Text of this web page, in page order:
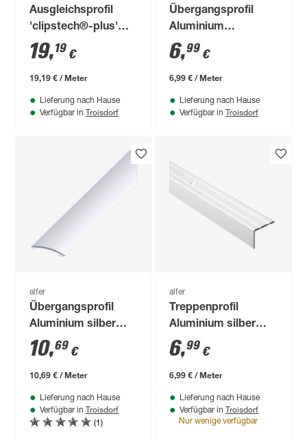
Ausgleichsprofil
'clipstech®-plus'
Aluminium
messingfarben 1000
x 56 mm
19,19 €
19,19 € / Meter
Lieferung nach Hause
Verfügbar in Troisdorf
Übergangsprofil
Aluminium
messingfarben 1000
x 30 mm
6,99 €
6,99 € / Meter
Lieferung nach Hause
Verfügbar in Troisdorf
alfer
Übergangsprofil
Aluminium silber
1000 x 40 mm
10,69 €
10,69 € / Meter
Lieferung nach Hause
Verfügbar in Troisdorf
(1)
alfer
Treppenprofil
Aluminium silber
1000 x 25 x 20 mm
6,99 €
6,99 € / Meter
Lieferung nach Hause
Verfügbar in Troisdorf
Nur wenige verfügbar